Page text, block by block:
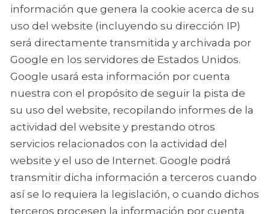
información que genera la cookie acerca de su
uso del website (incluyendo su dirección IP)
será directamente transmitida y archivada por
Google en los servidores de Estados Unidos.
Google usará esta información por cuenta
nuestra con el propósito de seguir la pista de
su uso del website, recopilando informes de la
actividad del website y prestando otros
servicios relacionados con la actividad del
website y el uso de Internet. Google podrá
transmitir dicha información a terceros cuando
así se lo requiera la legislación, o cuando dichos
terceros procesen la información por cuenta